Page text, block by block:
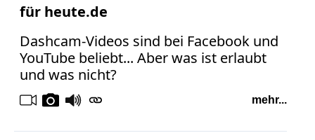
für heute.de
Dashcam-Videos sind bei Facebook und
YouTube beliebt... Aber was ist erlaubt
und was nicht?
mehr...